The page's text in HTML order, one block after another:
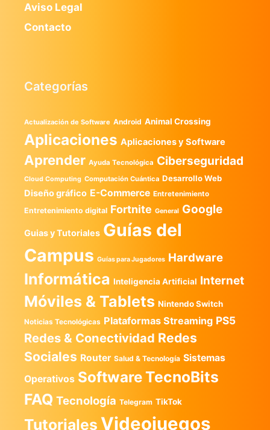
Aviso Legal
Contacto
Categorías
Actualización de Software Android Animal Crossing
Aplicaciones Aplicaciones y Software
Aprender Ayuda Tecnológica Ciberseguridad
Cloud Computing Computación Cuántica Desarrollo Web
Diseño gráfico E-Commerce Entretenimiento
Entretenimiento digital Fortnite General Google
Guias y Tutoriales Guías del
Campus Guías para Jugadores Hardware
Informática Inteligencia Artificial Internet
Móviles & Tablets Nintendo Switch
Noticias Tecnológicas Plataformas Streaming PS5
Redes & Conectividad Redes
Sociales Router Salud & Tecnología Sistemas
Operativos SoftwareTecnoBits
FAQ Tecnología Telegram TikTok
Tutoriales Videojuegos